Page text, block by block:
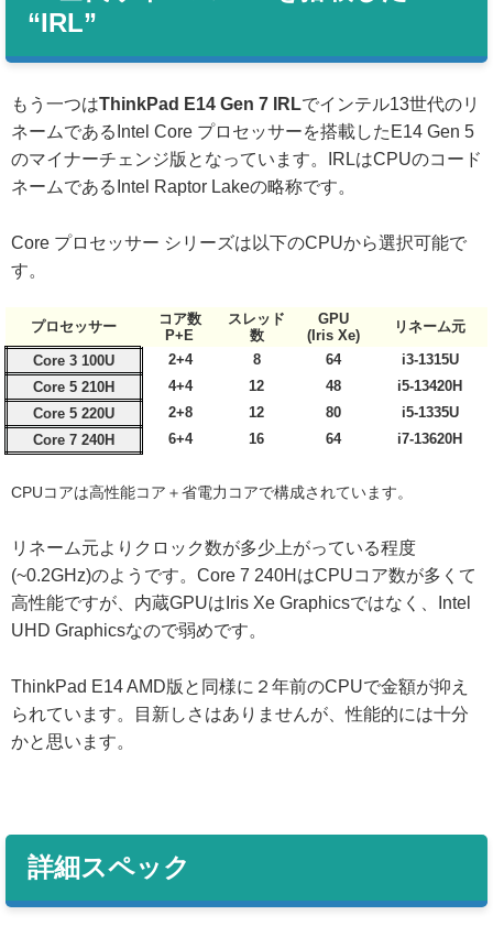
“IRL”
もう一つはThinkPad E14 Gen 7 IRLでインテル13世代のリ
ネームであるIntel Core プロセッサーを搭載したE14 Gen 5
のマイナーチェンジ版となっています。IRLはCPUのコード
ネームであるIntel Raptor Lakeの略称です。
Core プロセッサー シリーズは以下のCPUから選択可能で
す。
プロセッサー
コア数
P+E
スレッド
数
GPU
(Iris Xe)
リネーム元
Core 3 100U 2+4 8 64
i3-1315U
Core 5 210H
4+4 12 48
i5-13420H
Core 5 220U
2+8 12 80
i5-1335U
Core 7 240H
6+4 16 64 i7-13620H
CPUコアは高性能コア＋省電力コアで構成されています。
リネーム元よりクロック数が多少上がっている程度
(~0.2GHz)のようです。Core 7 240HはCPUコア数が多くて
高性能ですが、内蔵GPUはIris Xe Graphicsではなく、Intel
UHD Graphicsなので弱めです。
ThinkPad E14 AMD版と同様に２年前のCPUで金額が抑え
られています。目新しさはありませんが、性能的には十分
かと思います。
詳細スペック